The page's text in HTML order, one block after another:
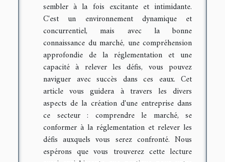
sembler à la fois excitante et intimidante.
C'est un environnement dynamique et
concurrentiel, mais avec la bonne
connaissance du marché, une compréhension
approfondie de la réglementation et une
capacité à relever les défis, vous pouvez
naviguer avec succès dans ces eaux. Cet
article vous guidera à travers les divers
aspects de la création d'une entreprise dans
ce secteur : comprendre le marché, se
conformer à la réglementation et relever les
défis auxquels vous serez confronté. Nous
espérons que vous trouverez cette lecture